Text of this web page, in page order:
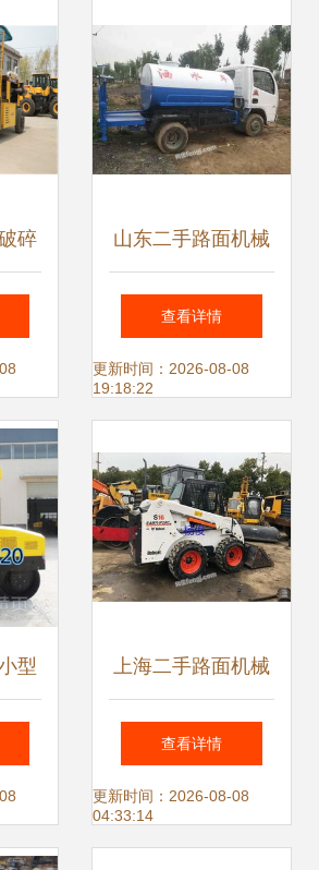
碎
水
的
南
山东二手路面机械
交易指南 图片供求
与挑选秘籍
查看详情
更新时间：2026-08-08
19:18:22
型
压
土
-
上海二手路面机械
供应与出售图片信
息全解析
查看详情
更新时间：2026-08-08
04:33:14